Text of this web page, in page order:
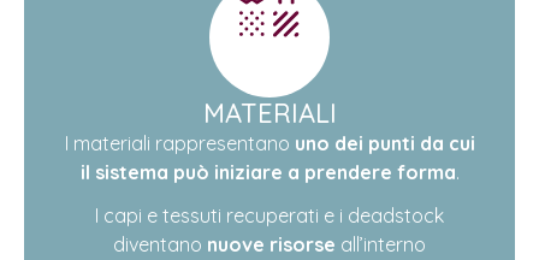
MATERIALI
I materiali rappresentano uno dei punti da cui
il sistema può iniziare a prendere forma.
I capi e tessuti recuperati e i deadstock
diventano nuove risorse all’interno